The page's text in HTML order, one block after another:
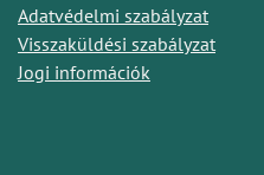
Adatvédelmi szabályzat
Visszaküldési szabályzat
Jogi információk